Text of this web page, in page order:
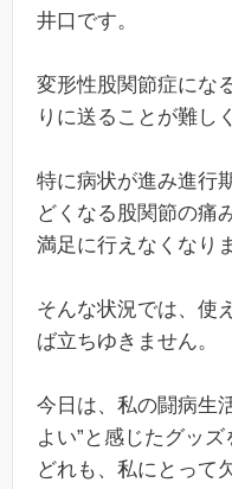
井口です。
変形性股関節症にな
りに送ることが難し
特に病状が進み進行
どくなる股関節の痛
満足に行えなくなり
そんな状況では、使
ば立ちゆきません。
今日は、私の闘病生
よい”と感じたグッズ
どれも、私にとって